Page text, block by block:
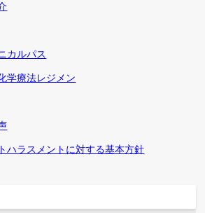
カルパス
学療法レジメン
ハラスメントに対する基本方針